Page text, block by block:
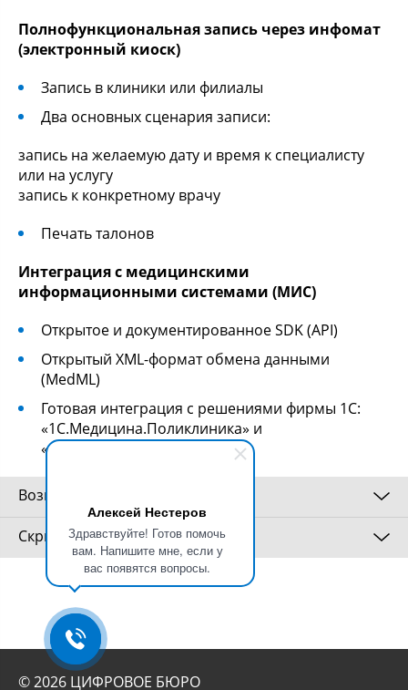
Алексей Нестеров
Здравствуйте! Готов помочь
вам. Напишите мне, если у
вас появятся вопросы.
Полнофункциональная запись через инфомат
(электронный киоск)
Запись в клиники или филиалы
Два основных сценария записи:
запись на желаемую дату и время к специалисту
или на услугу
запись к конкретному врачу
Печать талонов
Интеграция с медицинскими
информационными системами (МИС)
Открытое и документированное SDK (API)
Открытый XML-формат обмена данными
(MedML)
Готовая интеграция с решениями фирмы 1С:
«1С.Медицина.Поликлиника» и
«1С.Медицина.Больница»
Возможности
Онлайн-запись
Сервис онлайн-записи поможет пациентам быстро
найти медицинское учреждение на интерактивной
карте и выбрать один из популярных сценариев
записи: к специалисту, врачу или на услугу.
Инфомат
Скриншоты
© 2026 ЦИФРОВОЕ БЮРО